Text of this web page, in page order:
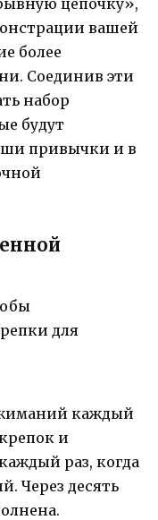
вашей
более
Соединив эти
набор
будут
привычки и в
для
каждый
и
раз, когда
Через десять